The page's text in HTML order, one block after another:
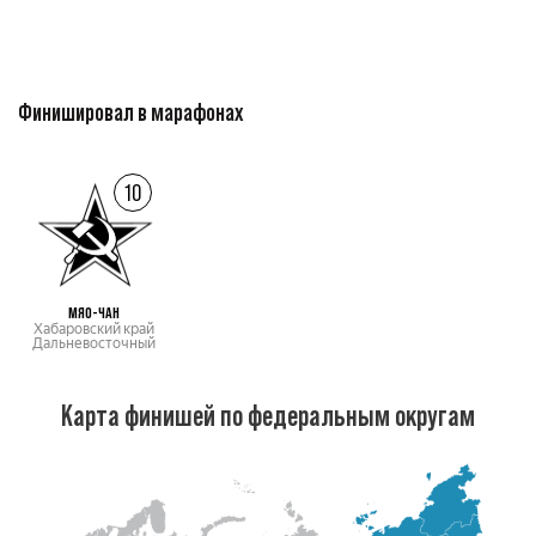
Финишировал в марафонах
10
МЯО-ЧАН
Хабаровский край
Дальневосточный
Карта финишей по федеральным округам